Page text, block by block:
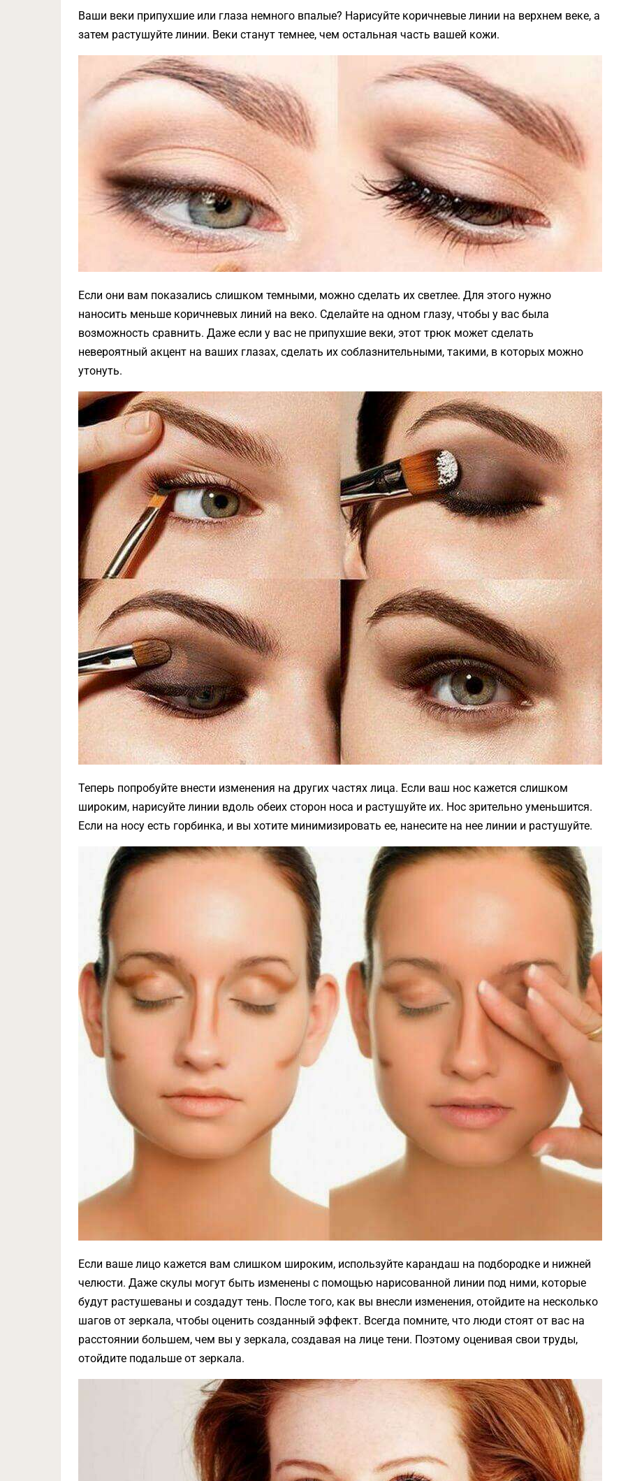
Ваши веки припухшие или глаза немного впалые? Нарисуйте коричневые линии на верхнем веке, а
затем растушуйте линии. Веки станут темнее, чем остальная часть вашей кожи.
Если они вам показались слишком темными, можно сделать их светлее. Для этого нужно
наносить меньше коричневых линий на веко. Сделайте на одном глазу, чтобы у вас была
возможность сравнить. Даже если у вас не припухшие веки, этот трюк может сделать
невероятный акцент на ваших глазах, сделать их соблазнительными, такими, в которых можно
утонуть.
Теперь попробуйте внести изменения на других частях лица. Если ваш нос кажется слишком
широким, нарисуйте линии вдоль обеих сторон носа и растушуйте их. Нос зрительно уменьшится.
Если на носу есть горбинка, и вы хотите минимизировать ее, нанесите на нее линии и растушуйте.
Если ваше лицо кажется вам слишком широким, используйте карандаш на подбородке и нижней
челюсти. Даже скулы могут быть изменены с помощью нарисованной линии под ними, которые
будут растушеваны и создадут тень. После того, как вы внесли изменения, отойдите на несколько
шагов от зеркала, чтобы оценить созданный эффект. Всегда помните, что люди стоят от вас на
расстоянии большем, чем вы у зеркала, создавая на лице тени. Поэтому оценивая свои труды,
отойдите подальше от зеркала.